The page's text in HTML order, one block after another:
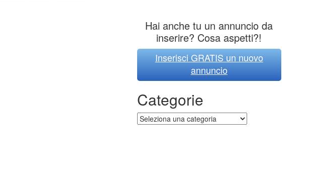
Hai anche tu un annuncio da
inserire? Cosa aspetti?!
Inserisci GRATIS un nuovo
annuncio
Categorie
Categorie